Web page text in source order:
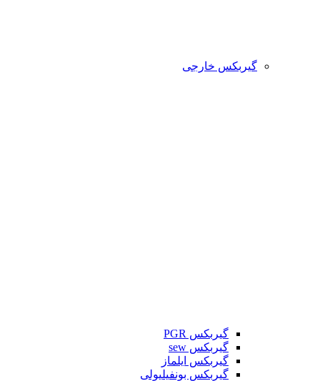
گیربکس خارجی
گیربکس PGR
گیربکس sew
گیربکس ایلماز
گیربکس بونفیلیولی